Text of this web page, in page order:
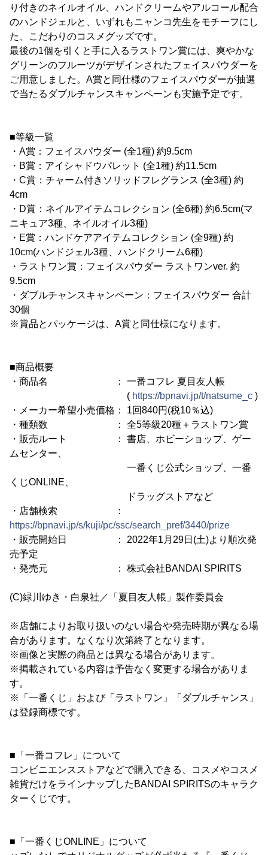
り付きのネイルオイル、ハンドクリームやアルコール配合
のハンドジェルと、いずれもニャンコ先生をモチーフにし
た、こだわりのコスメグッズです。
最後の1個を引くと手に入るラストワン賞には、爽やかな
グリーンのフルーツがデザインされたフェイスパウダーを
ご用意しました。A賞と同仕様のフェイスパウダーが抽選
で当たるダブルチャンスキャンペーンも実施予定です。
■等級一覧
・A賞：フェイスパウダー (全1種) 約9.5cm
・B賞：アイシャドウパレット (全1種) 約11.5cm
・C賞：チャーム付きソリッドフレグランス (全3種) 約
4cm
・D賞：ネイルアイテムコレクション (全6種) 約6.5cm(マ
ニキュア3種、ネイルオイル3種)
・E賞：ハンドケアアイテムコレクション (全9種) 約
10cm(ハンドジェル3種、ハンドクリーム6種)
・ラストワン賞：フェイスパウダー ラストワンver. 約
9.5cm
・ダブルチャンスキャンペーン：フェイスパウダー 合計
30個
※賞品とパッケージは、A賞と同仕様になります。
■商品概要
・商品名 ： 一番コフレ 夏目友人帳
( https://bpnavi.jp/t/natsume_c )
・メーカー希望小売価格： 1回840円(税10％込)
・種類数 ： 全5等級20種＋ラストワン賞
・販売ルート ： 書店、ホビーショップ、ゲー
ムセンター、
一番くじ公式ショップ、一番
くじONLINE、
ドラッグストアなど
・店舗検索 ：
https://bpnavi.jp/s/kuji/pc/ssc/search_pref/3440/prize
・販売開始日 ： 2022年1月29日(土)より順次発
売予定
・発売元 ： 株式会社BANDAI SPIRITS
(C)緑川ゆき・白泉社／「夏目友人帳」製作委員会
※店舗によりお取り扱いのない場合や発売時期が異なる場
合があります。なくなり次第終了となります。
※画像と実際の商品とは異なる場合があります。
※掲載されている内容は予告なく変更する場合がありま
す。
※「一番くじ」および「ラストワン」「ダブルチャンス」
は登録商標です。
■「一番コフレ」について
コンビニエンスストアなどで購入できる、コスメやコスメ
雑貨だけをラインナップしたBANDAI SPIRITSのキャラク
ターくじです。
■「一番くじONLINE」について